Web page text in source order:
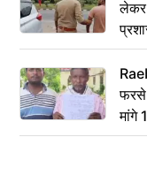
लेकर
फरसे
मांगे